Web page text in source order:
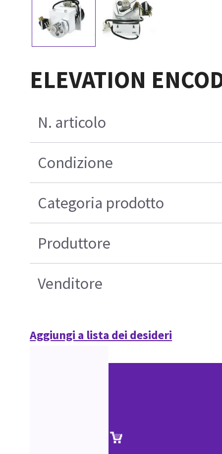
ELEVATION
N. articolo
Condizione
Categoria prodotto
Produttore
Venditore
Aggiungi a lista dei desideri